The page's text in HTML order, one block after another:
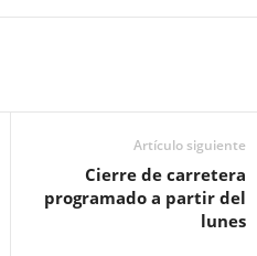
Artículo siguiente
Cierre de carretera
programado a partir del
lunes